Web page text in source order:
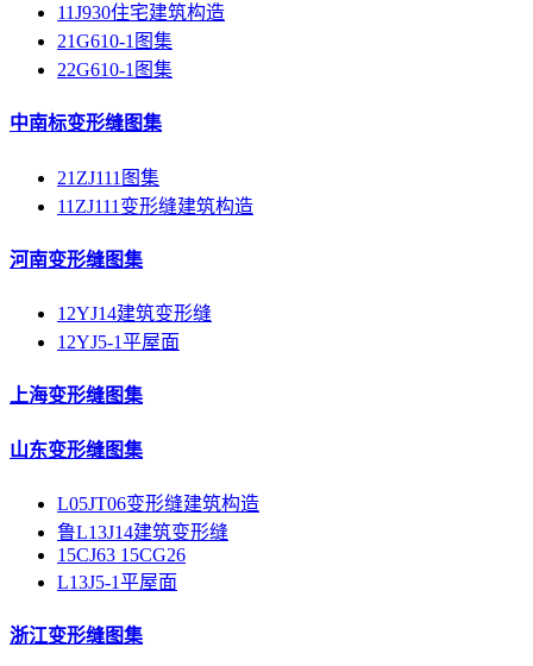
11J930住宅建筑构造
21G610-1图集
22G610-1图集
中南标变形缝图集
21ZJ111图集
11ZJ111变形缝建筑构造
河南变形缝图集
12YJ14建筑变形缝
12YJ5-1平屋面
上海变形缝图集
山东变形缝图集
L05JT06变形缝建筑构造
鲁L13J14建筑变形缝
15CJ63 15CG26
L13J5-1平屋面
浙江变形缝图集